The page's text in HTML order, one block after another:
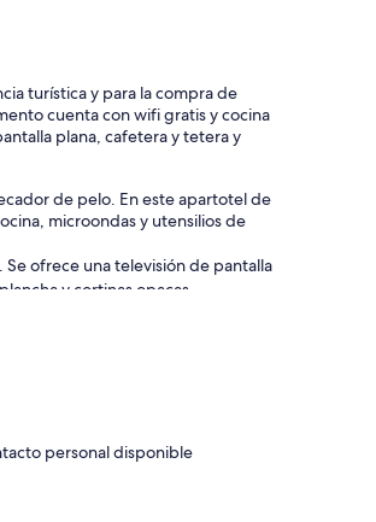
turística y para la compra de
cuenta con wifi gratis y cocina
plana, cafetera y tetera y
de pelo. En este apartotel de
microondas y utensilios de
ofrece una televisión de pantalla
y cortinas opacas.
personal disponible